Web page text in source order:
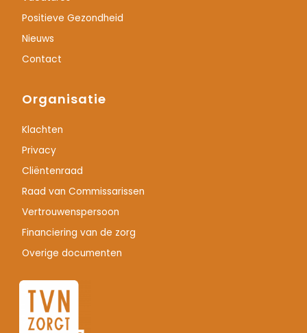
Positieve Gezondheid
Nieuws
Contact
Organisatie
Klachten
Privacy
Cliëntenraad
Raad van Commissarissen
Vertrouwenspersoon
Financiering van de zorg
Overige documenten